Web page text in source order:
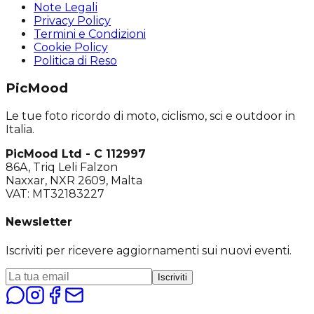
Note Legali
Privacy Policy
Termini e Condizioni
Cookie Policy
Politica di Reso
PicMood
Le tue foto ricordo di moto, ciclismo, sci e outdoor in
Italia.
PicMood Ltd - C 112997
86A, Triq Leli Falzon
Naxxar, NXR 2609, Malta
VAT: MT32183227
Newsletter
Iscriviti per ricevere aggiornamenti sui nuovi eventi.
Iscriviti